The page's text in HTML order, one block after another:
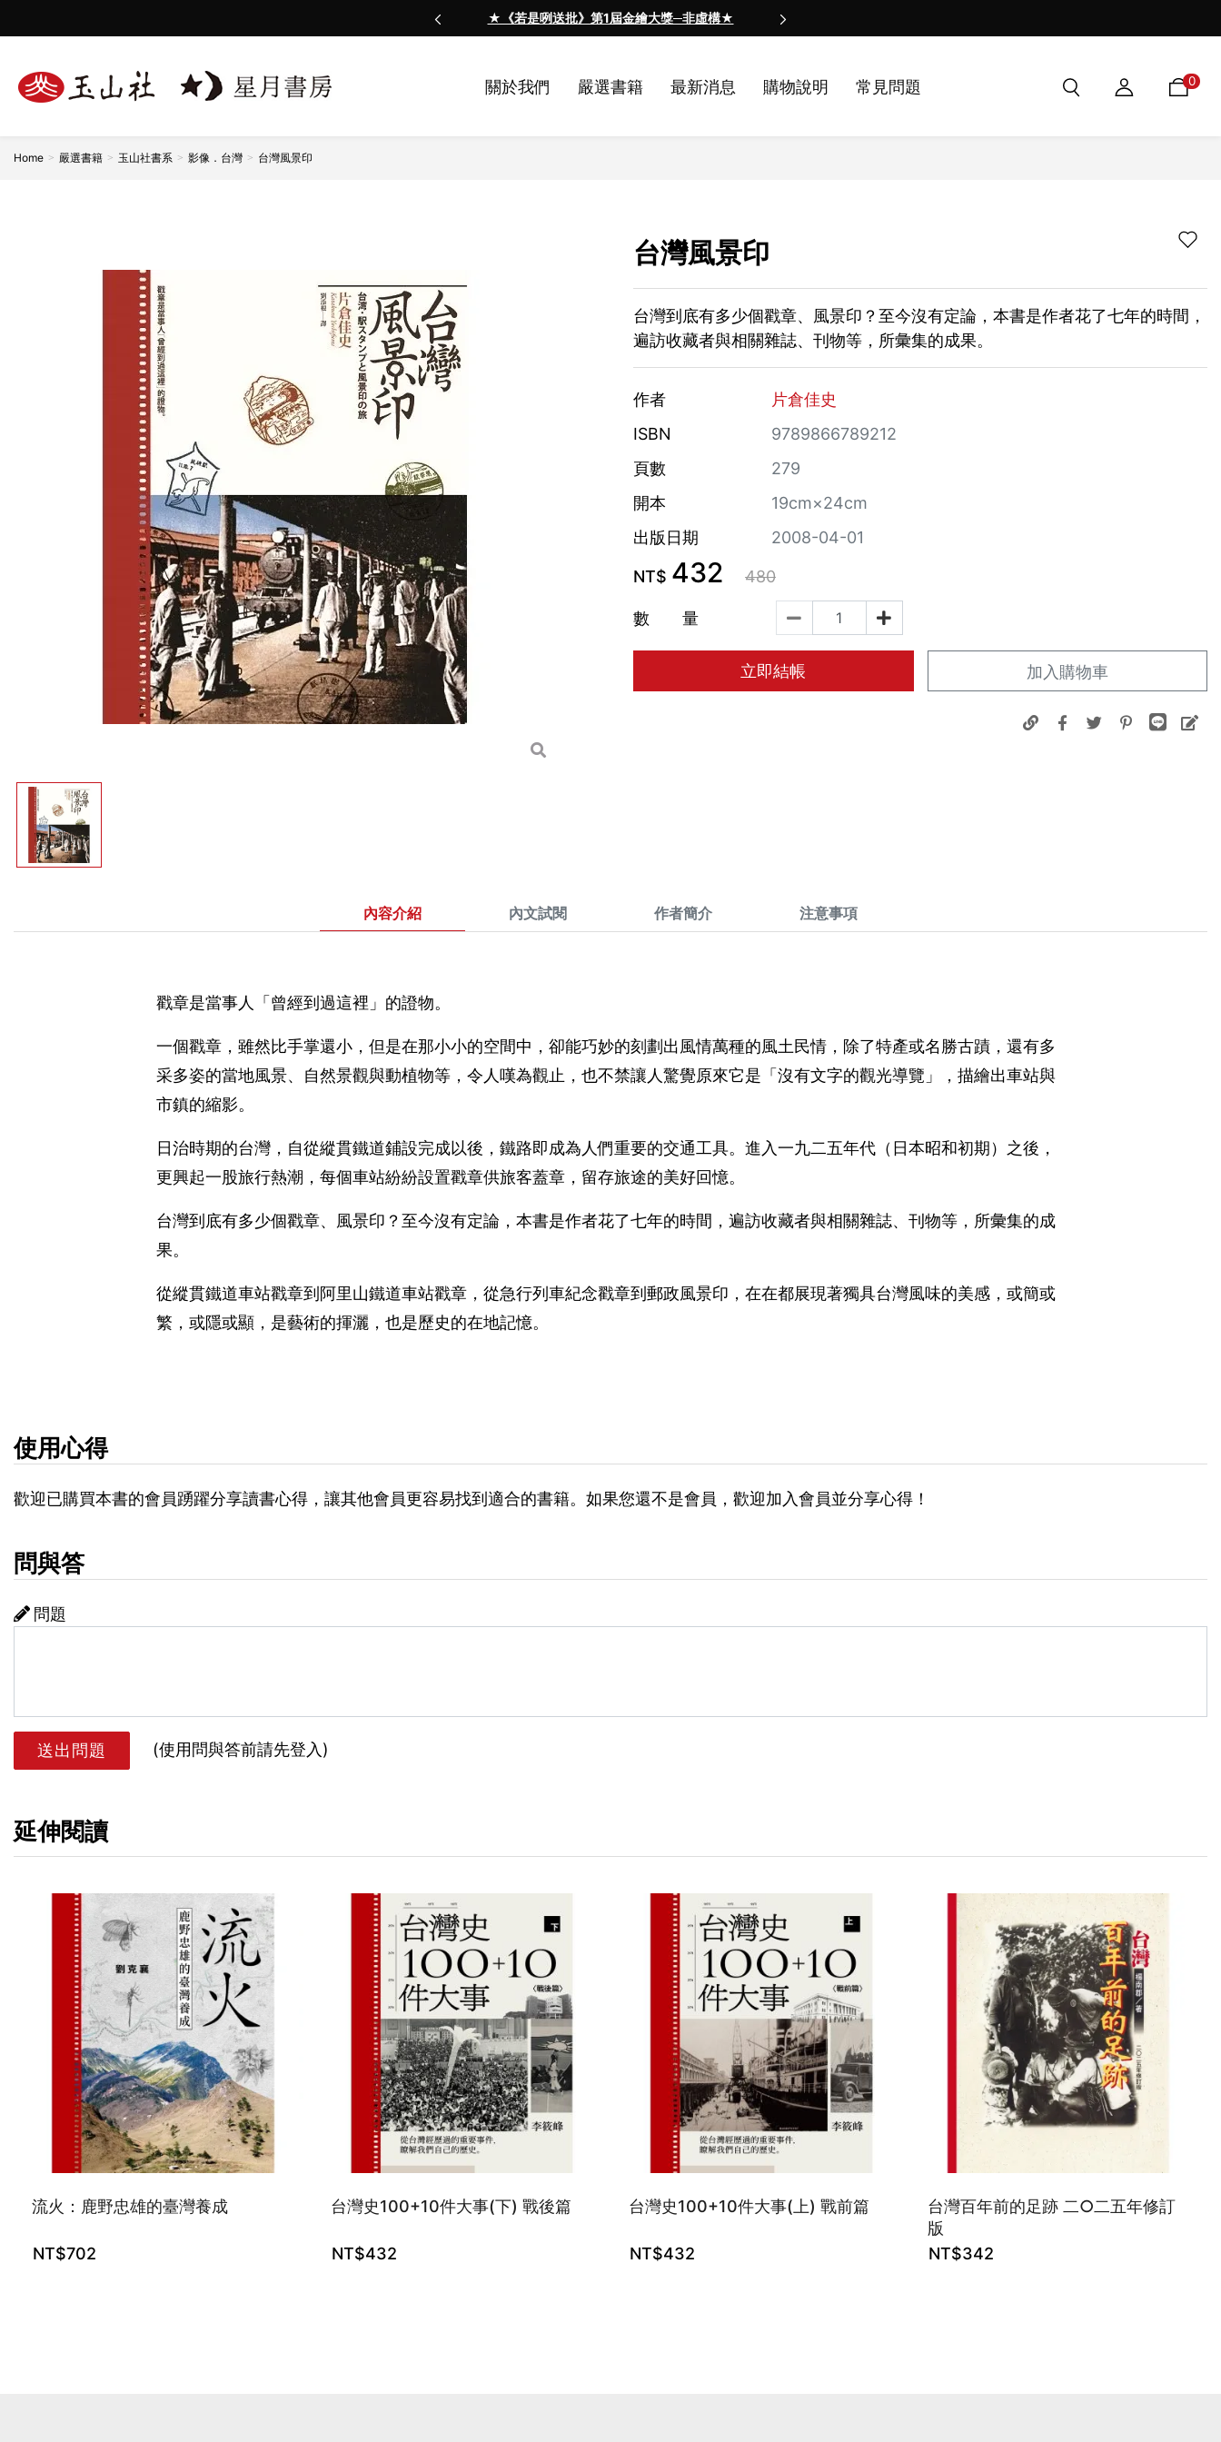
★《若是咧送批》第1屆金繪大獎─非虛構★
關於我們 嚴選書籍 最新消息 購物說明 常見問題 0
Home 嚴選書籍 玉山社書系 影像．台灣 台灣風景印
台灣風景印
台灣到底有多少個戳章、風景印？至今沒有定論，本書是作者花了七年的時間，
遍訪收藏者與相關雜誌、刊物等，所彙集的成果。
作者
片倉佳史
ISBN
9789866789212
頁數
279
開本
19cm×24cm
出版日期
2008-04-01
NT$ 432 480
數 量
立即結帳 加入購物車
內容介紹 內文試閱 作者簡介 注意事項
戳章是當事人「曾經到過這裡」的證物。
一個戳章，雖然比手掌還小，但是在那小小的空間中，卻能巧妙的刻劃出風情萬種的風土民情，除了特產或名勝古蹟，還有多
采多姿的當地風景、自然景觀與動植物等，令人嘆為觀止，也不禁讓人驚覺原來它是「沒有文字的觀光導覽」，描繪出車站與
市鎮的縮影。
日治時期的台灣，自從縱貫鐵道鋪設完成以後，鐵路即成為人們重要的交通工具。進入一九二五年代（日本昭和初期）之後，
更興起一股旅行熱潮，每個車站紛紛設置戳章供旅客蓋章，留存旅途的美好回憶。
台灣到底有多少個戳章、風景印？至今沒有定論，本書是作者花了七年的時間，遍訪收藏者與相關雜誌、刊物等，所彙集的成
果。
從縱貫鐵道車站戳章到阿里山鐵道車站戳章，從急行列車紀念戳章到郵政風景印，在在都展現著獨具台灣風味的美感，或簡或
繁，或隱或顯，是藝術的揮灑，也是歷史的在地記憶。
使用心得
歡迎已購買本書的會員踴躍分享讀書心得，讓其他會員更容易找到適合的書籍。如果您還不是會員，歡迎加入會員並分享心得！
問與答
問題
送出問題 (使用問與答前請先登入)
延伸閱讀
流火：鹿野忠雄的臺灣養成
NT$702
台灣史100+10件大事(下) 戰後篇
NT$432
台灣史100+10件大事(上) 戰前篇
NT$432
台灣百年前的足跡 二○二五年修訂
版
NT$342